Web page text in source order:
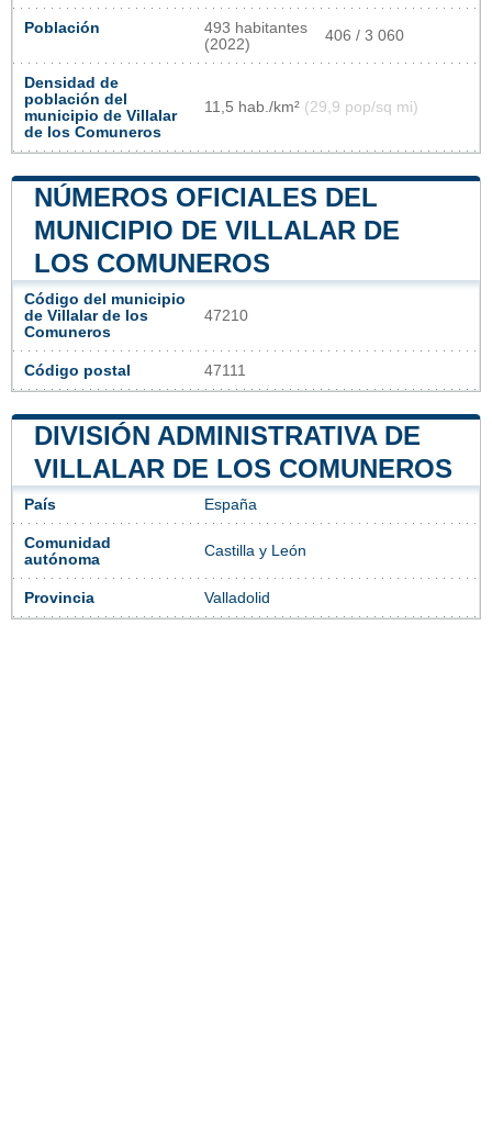
Población
493 habitantes
(2022)
406 / 3 060
Densidad de
población del
municipio de Villalar
de los Comuneros
11,5 hab./km² (29,9 pop/sq mi)
NÚMEROS OFICIALES DEL
MUNICIPIO DE VILLALAR DE
LOS COMUNEROS
Código del municipio
de Villalar de los
Comuneros
47210
Código postal 47111
DIVISIÓN ADMINISTRATIVA DE
VILLALAR DE LOS COMUNEROS
País España
Comunidad
autónoma
Castilla y León
Provincia Valladolid